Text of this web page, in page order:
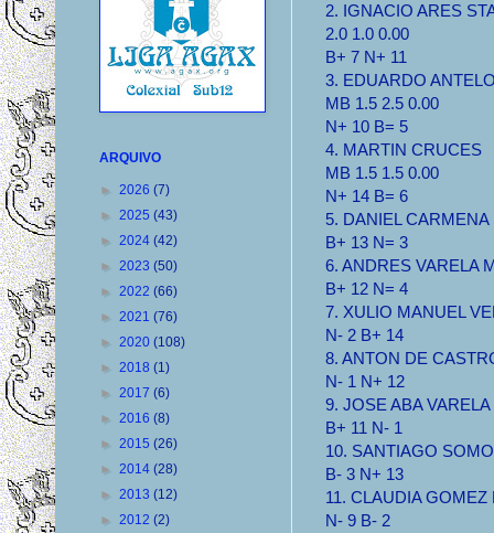
2. IGNACIO ARES
2.0 1.0 0.00
B+ 7 N+ 11
3. EDUARDO
MB 1.5 2.5 0.00
N+ 10 B= 5
4. MARTIN CRUCES
MB 1.5 1.5 0.00
N+ 14 B= 6
5. DANIEL CARMENA
B+ 13 N= 3
6. ANDRES VARELA
B+ 12 N= 4
7. XULIO MANUEL
N- 2 B+ 14
8. ANTON DE
N- 1 N+ 12
9. JOSE ABA VARELA
B+ 11 N- 1
10. SANTIAGO
B- 3 N+ 13
11. CLAUDIA GOMEZ
N- 9 B- 2
ARQUIVO
► 2026 (7)
► 2025 (43)
► 2024 (42)
► 2023 (50)
► 2022 (66)
► 2021 (76)
► 2020 (108)
► 2018 (1)
► 2017 (6)
► 2016 (8)
► 2015 (26)
► 2014 (28)
► 2013 (12)
► 2012 (2)